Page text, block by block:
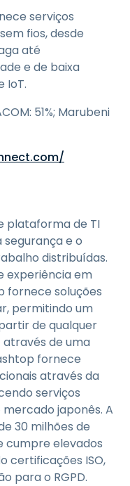
serviços
fios, desde
até
e de baixa
IoT.
51%; Marubeni
plataforma de TI
segurança e o
distribuídas.
experiência em
fornece soluções
permitindo um
de qualquer
através de uma
fornece
através da
serviços
japonês. A
30 milhões de
cumpre elevados
certificações ISO,
para o RGPD.